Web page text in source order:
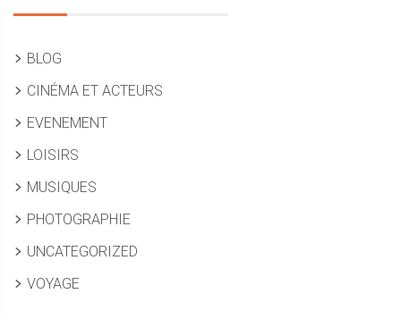
BLOG
CINÉMA ET ACTEURS
EVENEMENT
LOISIRS
MUSIQUES
PHOTOGRAPHIE
UNCATEGORIZED
VOYAGE